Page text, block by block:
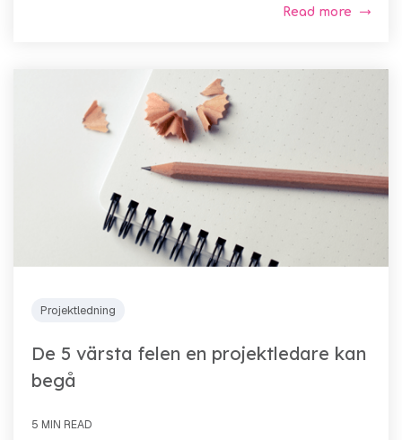
Read more
Projektledning
De 5 värsta felen en projektledare kan
begå
5 MIN READ